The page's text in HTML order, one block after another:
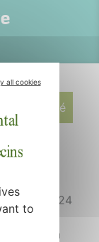
Longuespé
221
du 24
Travail a
all cookies
to